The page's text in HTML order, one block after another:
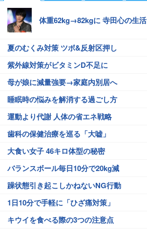
体重62kg→82kgに 寺田心の生活
夏のむくみ対策 ツボ&反射区押し
紫外線対策がビタミンD不足に
母が娘に減量強要→家庭内別居へ
睡眠時の悩みを解消する過ごし方
運動より代謝 人体の省エネ戦略
歯科の保健治療を巡る「大嘘」
大食い女子 46キロ体型の秘密
バランスボール毎日10分で20kg減
躁状態引き起こしかねないNG行動
1日10分で手軽に「ひざ痛対策」
キウイを食べる際の3つの注意点